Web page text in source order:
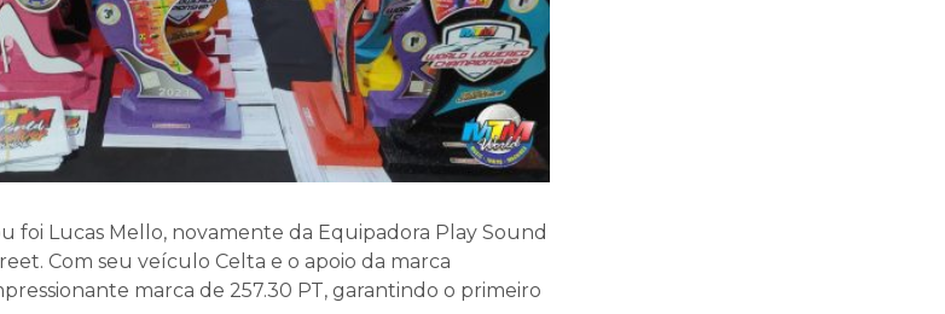
Lucas Mello, novamente da Equipadora Play Sound
Com seu veículo Celta e o apoio da marca
marca de 257.30 PT, garantindo o primeiro